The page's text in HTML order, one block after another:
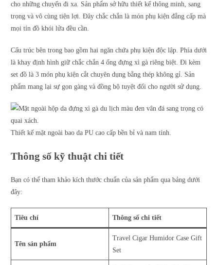
cho những chuyến đi xa. Sản phẩm sở hữu thiết kế thông minh, sang
trọng và vô cùng tiện lợi. Đây chắc chắn là món phụ kiện đẳng cấp mà
mọi tín đồ khói lửa đều cần.
Cấu trúc bên trong bao gồm hai ngăn chứa phụ kiện độc lập. Phía dưới
là khay định hình giữ chắc chắn 4 ống đựng xì gà riêng biệt. Đi kèm
set đồ là 3 món phụ kiện cắt chuyên dụng bằng thép không gỉ. Sản
phẩm mang lại sự gọn gàng và đồng bộ tuyệt đối cho người sử dụng.
Thiết kế mặt ngoài bao da PU cao cấp bền bỉ và nam tính.
Thông số kỹ thuật chi tiết
Bạn có thể tham khảo kích thước chuẩn của sản phẩm qua bảng dưới
đây:
Tiêu chí Thông số chi tiết
Tên sản phẩm
Travel Cigar Humidor Case Gift
Set